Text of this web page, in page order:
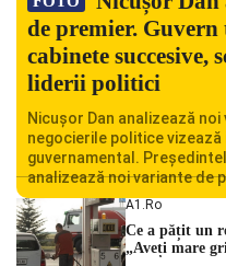
de premier.
cabinete succesive,
liderii politici
Nicușor Dan analizează
negocierile politice vizează
guvernamental.
analizează noi variante de
liderii politici. Ciprian
guvern tehnocrat și despre
succesive. Nicușor Dan
România traversează […]
A1.ro
Ce a pățit un
„Aveți mare